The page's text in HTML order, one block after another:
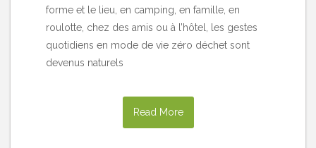
forme et le lieu, en camping, en famille, en
roulotte, chez des amis ou à l’hôtel, les gestes
quotidiens en mode de vie zéro déchet sont
devenus naturels
Read More